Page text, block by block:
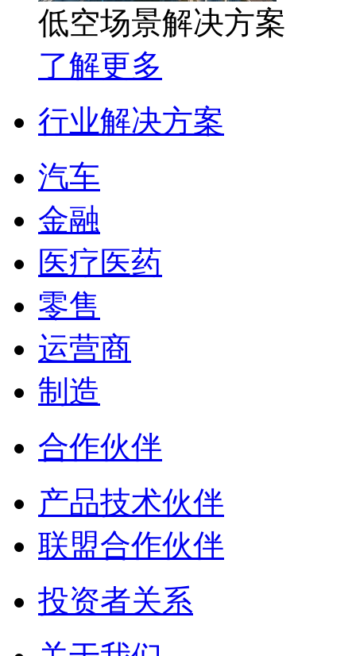
低空场景解决方案
了解更多
行业解决方案
汽车
金融
医疗医药
零售
运营商
制造
合作伙伴
产品技术伙伴
联盟合作伙伴
投资者关系